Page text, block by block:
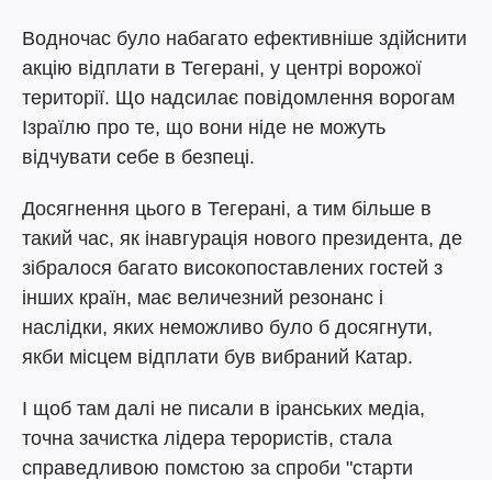
Водночас було набагато ефективніше здійснити
акцію відплати в Тегерані, у центрі ворожої
території. Що надсилає повідомлення ворогам
Ізраїлю про те, що вони ніде не можуть
відчувати себе в безпеці.
Досягнення цього в Тегерані, а тим більше в
такий час, як інавгурація нового президента, де
зібралося багато високопоставлених гостей з
інших країн, має величезний резонанс і
наслідки, яких неможливо було б досягнути,
якби місцем відплати був вибраний Катар.
І щоб там далі не писали в іранських медіа,
точна зачистка лідера терористів, стала
справедливою помстою за спроби "старти